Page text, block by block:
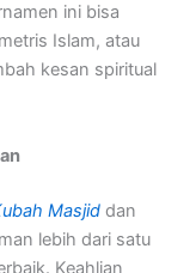
ini bisa
Islam, atau
kesan spiritual
Masjid dan
lebih dari satu
Keahlian